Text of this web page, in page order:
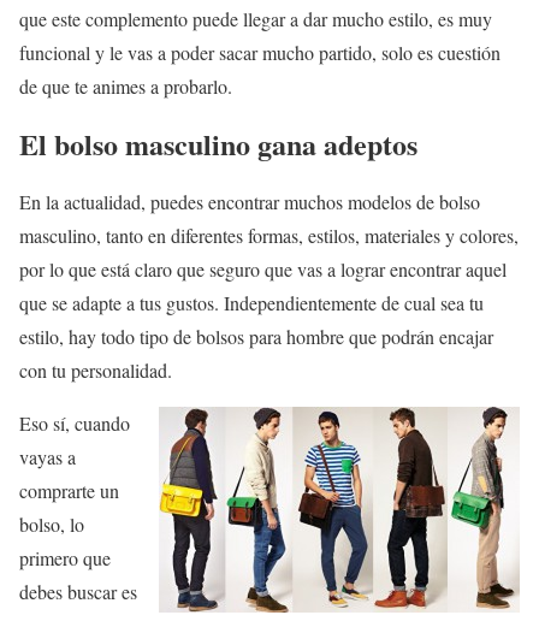
que este complemento puede llegar a dar mucho estilo, es muy
funcional y le vas a poder sacar mucho partido, solo es cuestión
de que te animes a probarlo.
El bolso masculino gana adeptos
En la actualidad, puedes encontrar muchos modelos de bolso
masculino, tanto en diferentes formas, estilos, materiales y colores,
por lo que está claro que seguro que vas a lograr encontrar aquel
que se adapte a tus gustos. Independientemente de cual sea tu
estilo, hay todo tipo de bolsos para hombre que podrán encajar
con tu personalidad.
Eso sí, cuando
vayas a
comprarte un
bolso, lo
primero que
debes buscar es